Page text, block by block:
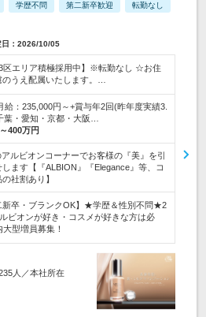
学歴不問 第二新卒歓迎 転勤なし
：2026/10/05
区エリア積極採用中】※転勤なし ☆お住
うえ配属いたします。…
給：235,000円～+賞与年2回(昨年度実績3.
葉・愛知・京都・大阪…
400万円
ルビオンコーナーでお客様の『美』を引
ます【『ALBION』『Elegance』等、コ
社割あり】
新卒・ブランクOK】★学歴＆性別不問★2
ビオンが好き・コスメが好きな方は必
型増員募集！
人／本社所在